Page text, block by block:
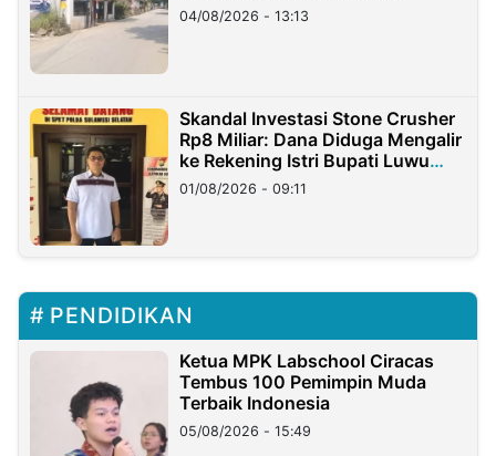
04/08/2026 - 13:13
Skandal Investasi Stone Crusher
Rp8 Miliar: Dana Diduga Mengalir
ke Rekening Istri Bupati Luwu
Timur
01/08/2026 - 09:11
PENDIDIKAN
Ketua MPK Labschool Ciracas
Tembus 100 Pemimpin Muda
Terbaik Indonesia
05/08/2026 - 15:49